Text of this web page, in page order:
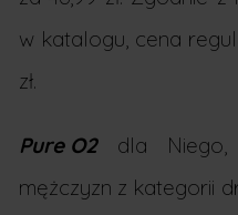
w katalogu, cena
zł.
Pure O2dla Niego,
mężczyzn z kategorii